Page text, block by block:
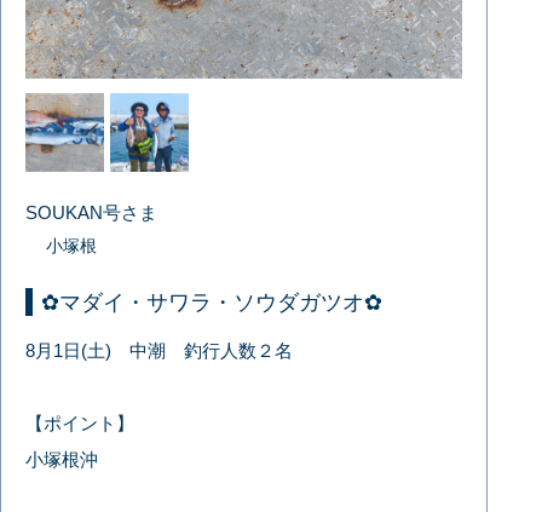
SOUKAN号さま
小塚根
✿マダイ・サワラ・ソウダガツオ✿
8月1日(土) 中潮 釣行人数２名
【ポイント】
小塚根沖